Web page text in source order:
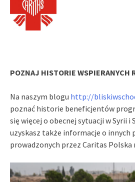
POZNAJ HISTORIE WSPIERANYCH
Na naszym blogu http://
poznać historie beneficjentów
się więcej o obecnej sytuacji w Syrii i
uzyskasz także informacje o innych
prowadzonych przez Caritas Polska